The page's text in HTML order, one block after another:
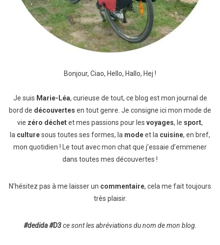
Bonjour, Ciao, Hello, Hallo, Hej !
Je suis Marie-Léa, curieuse de tout, ce blog est mon journal de
bord de découvertes en tout genre. Je consigne ici mon mode de
vie zéro déchetet mes passions pour les voyages, le sport,
la culturesous toutes ses formes, la modeet la cuisine, en bref,
mon quotidien ! Le tout avec mon chat que j’essaie d’emmener
dans toutes mes découvertes !
N’hésitez pas à me laisser un commentaire, cela me fait toujours
très plaisir.
#dedida #D3ce sont les abréviations du nom de mon blog.